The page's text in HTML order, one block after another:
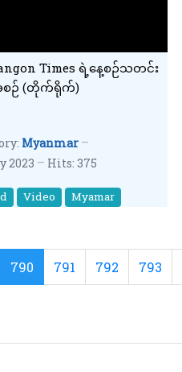
Times ရဲ့နေ့စဉ်သတင်း
ဉ် (တိုက်ရိုက်)
Myanmar
2023
Hits: 375
Video Myamar
790 791 792 793